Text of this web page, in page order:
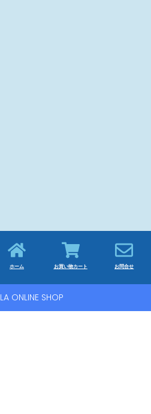
ホーム お買い物カート お問合せ
ONLINE SHOP